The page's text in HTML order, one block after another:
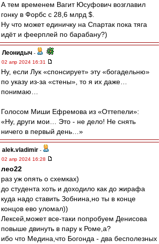
А тем временем Вагит Юсуфович возглавил
гонку в Форбс с 28,6 млрд $.
Ну что может единичку на Спартак пока тяга
идёт и феерплей по барабану?)
Леонидыч -
02 апр 2024 16:31
Ну, если Лук «спонсирует» эту «богадельню»
по указу из-за «стены», то я их даже…
понимаю…
Голосом Миши Ефремова из «Оттепели»:
«Ну, други мои… Это - не дело! Не снять
ничего в первый день…»
alek.vladimir -
02 апр 2024 16:28
лео22
раз уж опять о схемках)
до студента хоть и доходило как до жирафа
куда надо ставить Зобнина,но ты в конце
концов ево уломал))
Лексей,может все-таки попробуем Денисова
повыше двинуть в пару к Роме,а?
ибо что Медина,что Богонда - два бесполезных